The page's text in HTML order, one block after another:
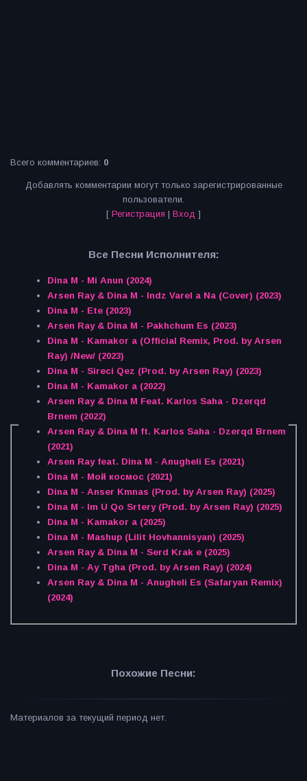
Всего комментариев: 0
Добавлять комментарии могут только зарегистрированные
пользователи.
[ Регистрация | Вход ]
Все Песни Исполнителя:
Dina M - Mi Anun (2024)
Arsen Ray & Dina M - Indz Varel a Na (Cover) (2023)
Dina M - Ete (2023)
Arsen Ray & Dina M - Pakhchum Es (2023)
Dina M - Kamakor a (Official Remix, Prod. by Arsen
Ray) /New/ (2023)
Dina M - Sireci Qez (Prod. by Arsen Ray) (2023)
Dina M - Kamakor a (2022)
Arsen Ray & Dina M Feat. Karlos Saha - Dzerqd
Brnem (2022)
Arsen Ray & Dina M ft. Karlos Saha - Dzerqd Brnem
(2021)
Arsen Ray feat. Dina M - Anugheli Es (2021)
Dina M - Мой космос (2021)
Dina M - Anser Kmnas (Prod. by Arsen Ray) (2025)
Dina M - Im U Qo Srtery (Prod. by Arsen Ray) (2025)
Dina M - Kamakor a (2025)
Dina M - Mashup (Lilit Hovhannisyan) (2025)
Arsen Ray & Dina M - Serd Krak e (2025)
Dina M - Ay Tgha (Prod. by Arsen Ray) (2024)
Arsen Ray & Dina M - Anugheli Es (Safaryan Remix)
(2024)
Похожие Песни:
Материалов за текущий период нет.